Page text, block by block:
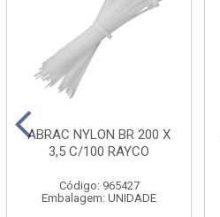
ABRAC NYLON BR 200 X
3,5 C/100 RAYCO
Código: 965427
Embalagem: UNIDADE